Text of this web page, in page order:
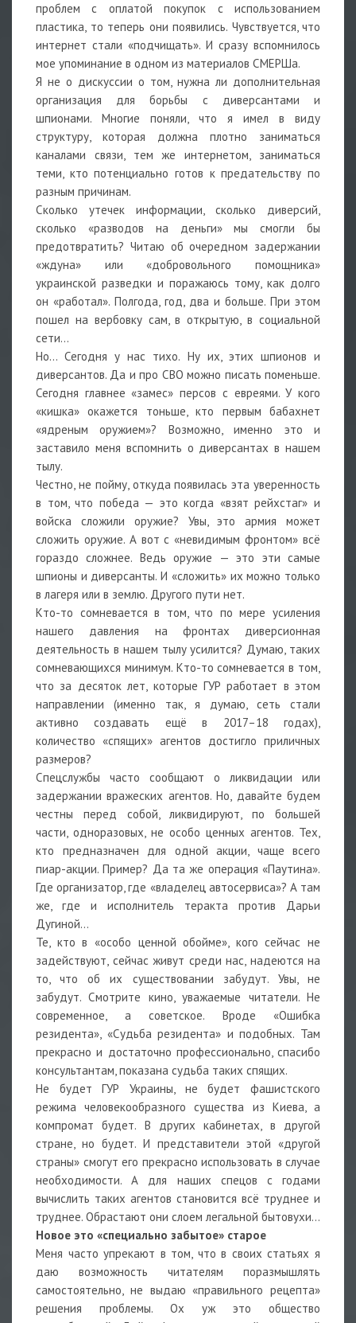
проблем с оплатой покупок с использованием
пластика, то теперь они появились. Чувствуется, что
интернет стали «подчищать». И сразу вспомнилось
мое упоминание в одном из материалов СМЕРШа.
Я не о дискуссии о том, нужна ли дополнительная
организация для борьбы с диверсантами и
шпионами. Многие поняли, что я имел в виду
структуру, которая должна плотно заниматься
каналами связи, тем же интернетом, заниматься
теми, кто потенциально готов к предательству по
разным причинам.
Сколько утечек информации, сколько диверсий,
сколько «разводов на деньги» мы смогли бы
предотвратить? Читаю об очередном задержании
«ждуна» или «добровольного помощника»
украинской разведки и поражаюсь тому, как долго
он «работал». Полгода, год, два и больше. При этом
пошел на вербовку сам, в открытую, в социальной
сети…
Но… Сегодня у нас тихо. Ну их, этих шпионов и
диверсантов. Да и про СВО можно писать поменьше.
Сегодня главнее «замес» персов с евреями. У кого
«кишка» окажется тоньше, кто первым бабахнет
«ядреным оружием»? Возможно, именно это и
заставило меня вспомнить о диверсантах в нашем
тылу.
Честно, не пойму, откуда появилась эта уверенность
в том, что победа — это когда «взят рейхстаг» и
войска сложили оружие? Увы, это армия может
сложить оружие. А вот с «невидимым фронтом» всё
гораздо сложнее. Ведь оружие — это эти самые
шпионы и диверсанты. И «сложить» их можно только
в лагеря или в землю. Другого пути нет.
Кто-то сомневается в том, что по мере усиления
нашего давления на фронтах диверсионная
деятельность в нашем тылу усилится? Думаю, таких
сомневающихся минимум. Кто-то сомневается в том,
что за десяток лет, которые ГУР работает в этом
направлении (именно так, я думаю, сеть стали
активно создавать ещё в 2017–18 годах),
количество «спящих» агентов достигло приличных
размеров?
Спецслужбы часто сообщают о ликвидации или
задержании вражеских агентов. Но, давайте будем
честны перед собой, ликвидируют, по большей
части, одноразовых, не особо ценных агентов. Тех,
кто предназначен для одной акции, чаще всего
пиар-акции. Пример? Да та же операция «Паутина».
Где организатор, где «владелец автосервиса»? А там
же, где и исполнитель теракта против Дарьи
Дугиной…
Те, кто в «особо ценной обойме», кого сейчас не
задействуют, сейчас живут среди нас, надеются на
то, что об их существовании забудут. Увы, не
забудут. Смотрите кино, уважаемые читатели. Не
современное, а советское. Вроде «Ошибка
резидента», «Судьба резидента» и подобных. Там
прекрасно и достаточно профессионально, спасибо
консультантам, показана судьба таких спящих.
Не будет ГУР Украины, не будет фашистского
режима человекообразного существа из Киева, а
компромат будет. В других кабинетах, в другой
стране, но будет. И представители этой «другой
страны» смогут его прекрасно использовать в случае
необходимости. А для наших спецов с годами
вычислить таких агентов становится всё труднее и
труднее. Обрастают они слоем легальной бытовухи…
Новое это «специально забытое» старое
Меня часто упрекают в том, что в своих статьях я
даю возможность читателям поразмышлять
самостоятельно, не выдаю «правильного рецепта»
решения проблемы. Ох уж это общество